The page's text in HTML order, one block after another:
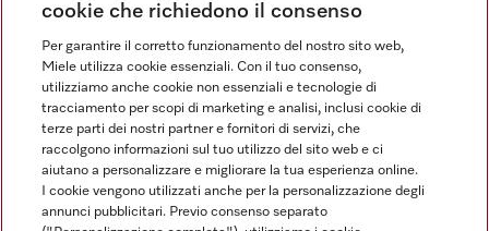
Privacy
Condizioni di Utilizzo
Dichiarazione di Accessibilità
Modulo di recesso
Legge sui servizi digitali
Impostazioni dei cookie
cookie che richiedono il consenso
Per garantire il corretto funzionamento del nostro sito web,
Miele utilizza cookie essenziali. Con il tuo consenso,
utilizziamo anche cookie non essenziali e tecnologie di
tracciamento per scopi di marketing e analisi, inclusi cookie di
terze parti dei nostri partner e fornitori di servizi, che
raccolgono informazioni sul tuo utilizzo del sito web e ci
aiutano a personalizzare e migliorare la tua esperienza online.
I cookie vengono utilizzati anche per la personalizzazione degli
annunci pubblicitari. Previo consenso separato